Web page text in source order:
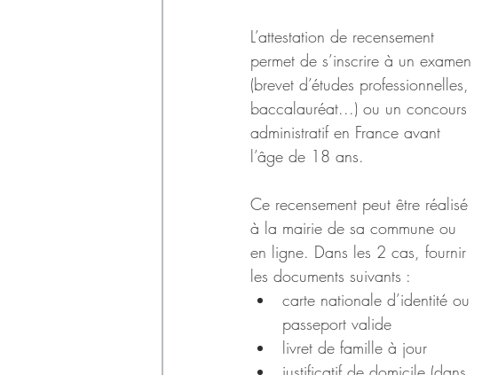
L’attestation de recensement
permet de s’inscrire à un examen
(brevet d’études professionnelles,
baccalauréat...) ou un concours
administratif en France avant
l’âge de 18 ans.
Ce recensement peut être réalisé
à la mairie de sa commune ou
en ligne. Dans les 2 cas, fournir
les documents suivants :
carte nationale d’identité ou
passeport valide
livret de famille à jour